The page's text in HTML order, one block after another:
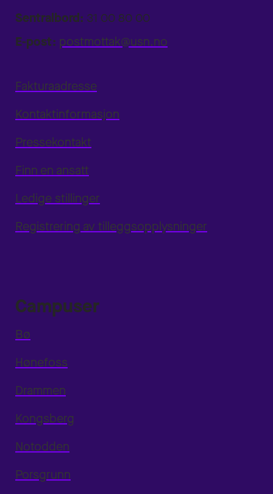
Sentralbord: 31 00 80 00
E-post: postmottak@usn.no
Fakturaadresse
Kontaktinformasjon
Pressekontakt
Finn en ansatt
Ledige stillinger
Registrering av tilleggsopplysninger
Campuser
Bø
Hønefoss
Drammen
Kongsberg
Notodden
Porsgrunn